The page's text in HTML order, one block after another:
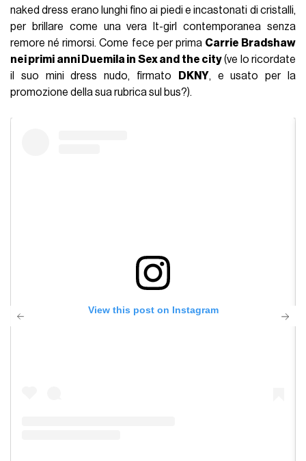
naked dress erano lunghi fino ai piedi e incastonati di cristalli,
per brillare come una vera It-girl contemporanea senza
remore né rimorsi. Come fece per prima Carrie Bradshaw
nei primi anni Duemila in Sex and the city(ve lo ricordate
il suo mini dress nudo, firmato
DKNY, e usato per la
promozione della sua rubrica sul bus?).
View this post on Instagram